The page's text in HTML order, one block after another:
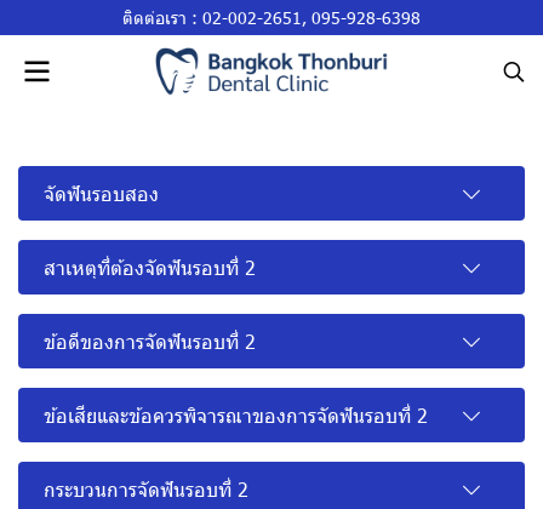
ติดต่อเรา : 02-002-2651, 095-928-6398
จัดฟันรอบสอง
สาเหตุที่ต้องจัดฟันรอบที่ 2
ข้อดีของการจัดฟันรอบที่ 2
ข้อเสียและข้อควรพิจารณาของการจัดฟันรอบที่ 2
กระบวนการจัดฟันรอบที่ 2